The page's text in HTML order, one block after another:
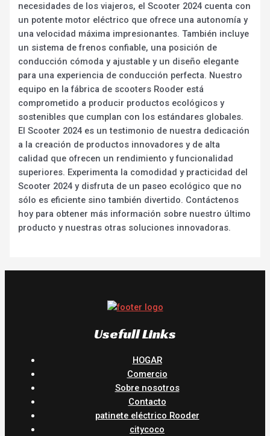
necesidades de los viajeros, el Scooter 2024 cuenta con
un potente motor eléctrico que ofrece una autonomía y
una velocidad máxima impresionantes. También incluye
un sistema de frenos confiable, una posición de
conducción cómoda y ajustable y un diseño elegante
para una experiencia de conducción perfecta. Nuestro
equipo en la fábrica de scooters Rooder está
comprometido a producir productos ecológicos y
sostenibles que cumplan con los estándares globales.
El Scooter 2024 es un testimonio de nuestra dedicación
a la creación de productos innovadores y de alta
calidad que ofrecen un rendimiento y funcionalidad
superiores. Experimenta la comodidad y practicidad del
Scooter 2024 y disfruta de un paseo ecológico que no
sólo es eficiente sino también divertido. Contáctenos
hoy para obtener más información sobre nuestro último
producto y nuestras otras soluciones innovadoras.
Usefull Links
HOGAR
Comercio
Sobre nosotros
Contacto
patinete eléctrico Rooder
citycoco